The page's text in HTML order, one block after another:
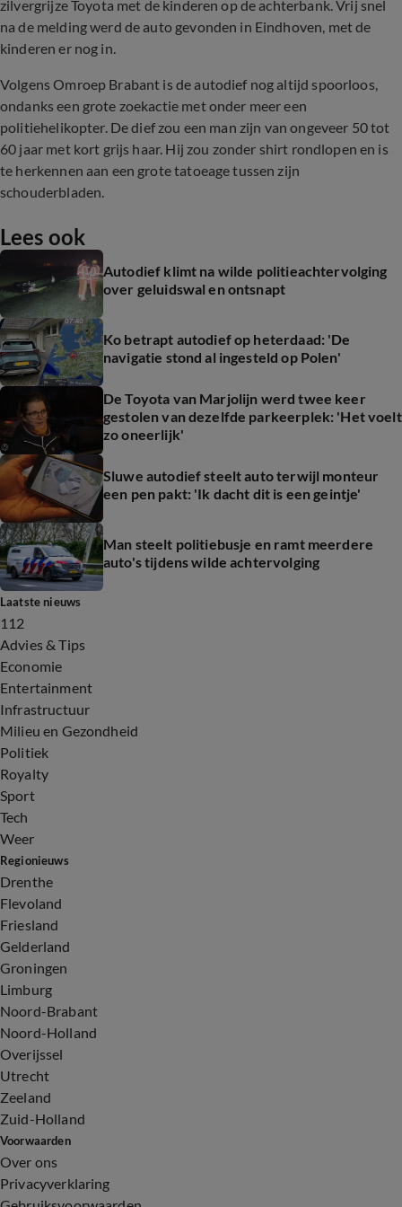
zilvergrijze Toyota met de kinderen op de achterbank. Vrij snel
na de melding werd de auto gevonden in Eindhoven, met de
kinderen er nog in.
Volgens Omroep Brabant is de autodief nog altijd spoorloos,
ondanks een grote zoekactie met onder meer een
politiehelikopter. De dief zou een man zijn van ongeveer 50 tot
60 jaar met kort grijs haar. Hij zou zonder shirt rondlopen en is
te herkennen aan een grote tatoeage tussen zijn
schouderbladen.
Lees ook
Autodief klimt na wilde politieachtervolging
over geluidswal en ontsnapt
Ko betrapt autodief op heterdaad: 'De
navigatie stond al ingesteld op Polen'
De Toyota van Marjolijn werd twee keer
gestolen van dezelfde parkeerplek: 'Het voelt
zo oneerlijk'
Sluwe autodief steelt auto terwijl monteur
een pen pakt: 'Ik dacht dit is een geintje'
Man steelt politiebusje en ramt meerdere
auto's tijdens wilde achtervolging
Laatste nieuws
112
Advies & Tips
Economie
Entertainment
Infrastructuur
Milieu en Gezondheid
Politiek
Royalty
Sport
Tech
Weer
Regionieuws
Drenthe
Flevoland
Friesland
Gelderland
Groningen
Limburg
Noord-Brabant
Noord-Holland
Overijssel
Utrecht
Zeeland
Zuid-Holland
Voorwaarden
Over ons
Privacyverklaring